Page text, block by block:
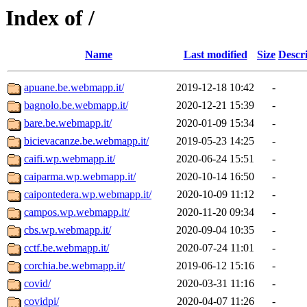
Index of /
Name Last modified Size
apuane.be.webmapp.it/ 2019-12-18 10:42
-
bagnolo.be.webmapp.it/
2020-12-21 15:39
-
bare.be.webmapp.it/
2020-01-09 15:34
-
bicievacanze.be.webmapp.it/
2019-05-23 14:25
-
caifi.wp.webmapp.it/
2020-06-24 15:51
-
caiparma.wp.webmapp.it/
2020-10-14 16:50
-
caipontedera.wp.webmapp.it/
2020-10-09 11:12
-
campos.wp.webmapp.it/
2020-11-20 09:34
-
cbs.wp.webmapp.it/
2020-09-04 10:35
-
cctf.be.webmapp.it/
2020-07-24 11:01
-
corchia.be.webmapp.it/
2019-06-12 15:16
-
covid/
2020-03-31 11:16
-
covidpi/
2020-04-07 11:26
-